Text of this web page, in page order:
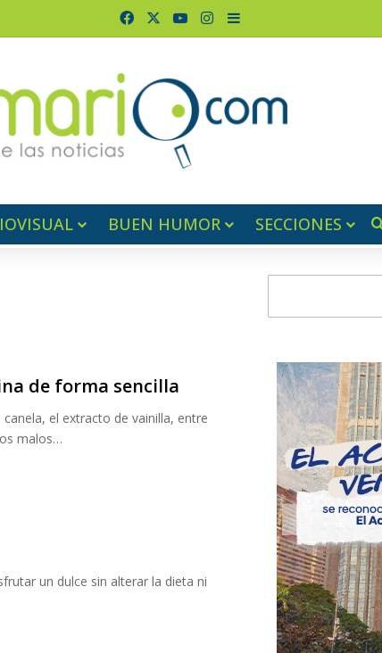
FacebookYouTubeInstagram
Barra lateral
BUEN HUMOR SECCIONES
de forma sencilla
el extracto de vainilla, entre
malos…
un dulce sin alterar la dieta ni